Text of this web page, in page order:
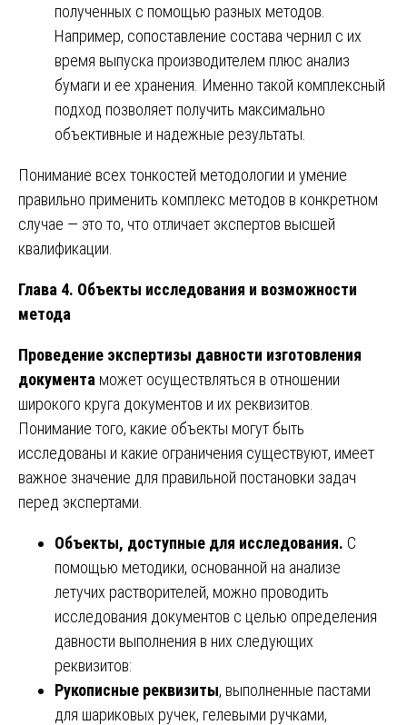
полученных с помощью разных методов.
Например, сопоставление состава чернил с их
время выпуска производителем плюс анализ
бумаги и ее хранения. Именно такой комплексный
подход позволяет получить максимально
объективные и надежные результаты.
Понимание всех тонкостей методологии и умение
правильно применить комплекс методов в конкретном
случае — это то, что отличает экспертов высшей
квалификации.
Глава 4. Объекты исследования и возможности
метода
Проведение экспертизы давности изготовления
документа может осуществляться в отношении
широкого круга документов и их реквизитов.
Понимание того, какие объекты могут быть
исследованы и какие ограничения существуют, имеет
важное значение для правильной постановки задач
перед экспертами.
Объекты, доступные для исследования. С
помощью методики, основанной на анализе
летучих растворителей, можно проводить
исследования документов с целью определения
давности выполнения в них следующих
реквизитов:
Рукописные реквизиты, выполненные пастами
для шариковых ручек, гелевыми ручками,